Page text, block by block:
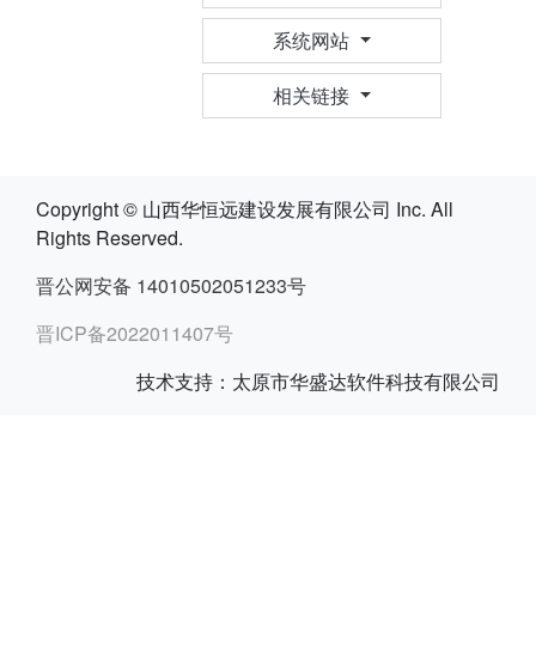
系统网站
相关链接
Copyright © 山西华恒远建设发展有限公司 Inc. All
Rights Reserved.
晋公网安备 14010502051233号
晋ICP备2022011407号
技术支持：太原市华盛达软件科技有限公司